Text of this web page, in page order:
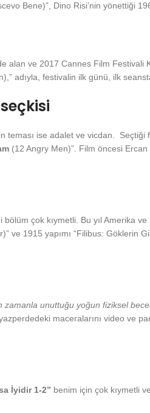
Bene)”, Dino Risi’nin yönettiği
alan ve 2017 Cannes Film
adıyla, festivalin ilk günü, ilk
teması ise adalet ve vicdan. Seçtiği
(12 Angry Men)”. Film öncesi
çok kıymetli. Bu yıl Amerika
ve 1915 yapımı “Filibus: Göklerin
zamanla unuttugu yogun fiziksel
maceralarını video
İyidir 1-2” benim için çok kıymetli